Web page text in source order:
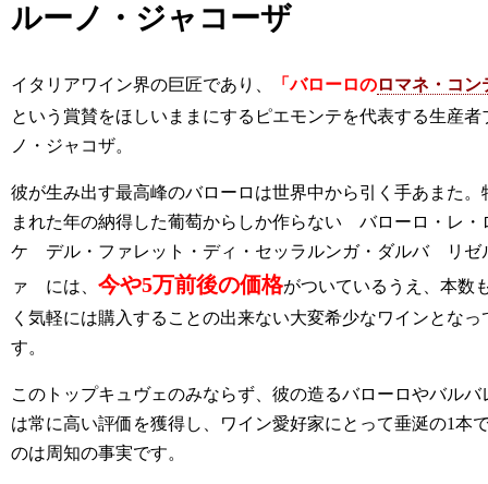
ルーノ・ジャコーザ
イタリアワイン界の巨匠であり、 「バローロのロマネ・コン
という賞賛をほしいままにするピエモンテを代表する生産者
ノ・ジャコザ。
彼が生み出す最高峰のバローロは世界中から引く手あまた。
まれた年の納得した葡萄からしか作らない バローロ・レ・
ケ デル・ファレット・ディ・セッラルンガ・ダルバ リゼ
ァ には、 今や5万前後の価格がついているうえ、本数
く気軽には購入することの出来ない大変希少なワインとなっ
す。
このトップキュヴェのみならず、彼の造るバローロやバルバ
は常に高い評価を獲得し、ワイン愛好家にとって垂涎の1本
のは周知の事実です。